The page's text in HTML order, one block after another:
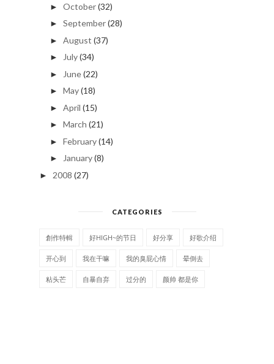
► October(32)
► September(28)
► August (37)
► July(34)
► June(22)
► May(18)
► April (15)
► March (21)
► February(14)
► January(8)
► 2008 (27)
CATEGORIES
創作特輯 好HIGH~的节日 好分享 好歌介绍
开心到 我在干嘛 我的臭屁心情 晕倒去
粘头芒 自暴自弃 过分的 颜帅 都是你